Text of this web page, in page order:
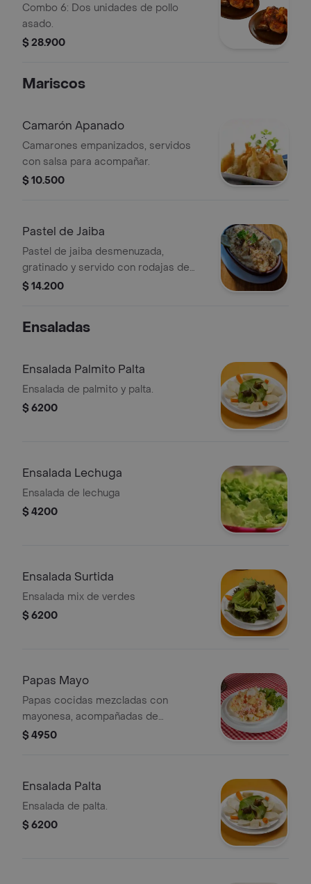
Combo 6: Dos unidades de pollo
asado.
$ 28.900
Mariscos
Camarón Apanado
Camarones empanizados, servidos
con salsa para acompañar.
$ 10.500
Pastel de Jaiba
Pastel de jaiba desmenuzada,
gratinado y servido con rodajas de
limón.
$ 14.200
Ensaladas
Ensalada Palmito Palta
Ensalada de palmito y palta.
$ 6200
Ensalada Lechuga
Ensalada de lechuga
$ 4200
Ensalada Surtida
Ensalada mix de verdes
$ 6200
Papas Mayo
Papas cocidas mezcladas con
mayonesa, acompañadas de
zanahoria rallada y lechuga.
$ 4950
Ensalada Palta
Ensalada de palta.
$ 6200